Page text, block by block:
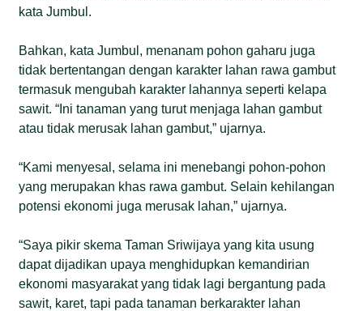
kata Jumbul.
Bahkan, kata Jumbul, menanam pohon gaharu juga
tidak bertentangan dengan karakter lahan rawa gambut
termasuk mengubah karakter lahannya seperti kelapa
sawit. “Ini tanaman yang turut menjaga lahan gambut
atau tidak merusak lahan gambut,” ujarnya.
“Kami menyesal, selama ini menebangi pohon-pohon
yang merupakan khas rawa gambut. Selain kehilangan
potensi ekonomi juga merusak lahan,” ujarnya.
“Saya pikir skema Taman Sriwijaya yang kita usung
dapat dijadikan upaya menghidupkan kemandirian
ekonomi masyarakat yang tidak lagi bergantung pada
sawit, karet, tapi pada tanaman berkarakter lahan